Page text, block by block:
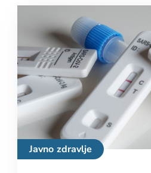
Javno zdravlje